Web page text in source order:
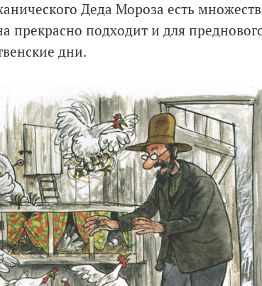
Деда Мороза есть
прекрасно подходит и для
дни.